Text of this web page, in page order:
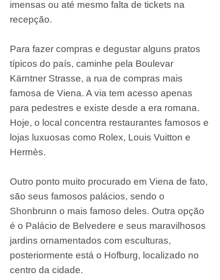
imensas ou até mesmo falta de tickets na
recepção.
Para fazer compras e degustar alguns pratos
típicos do país, caminhe pela Boulevar
Kärntner Strasse, a rua de compras mais
famosa de Viena. A via tem acesso apenas
para pedestres e existe desde a era romana.
Hoje, o local concentra restaurantes famosos e
lojas luxuosas como Rolex, Louis Vuitton e
Hermès.
Outro ponto muito procurado em Viena de fato,
são seus famosos palácios, sendo o
Shonbrunn o mais famoso deles. Outra opção
é o Palácio de Belvedere e seus maravilhosos
jardins ornamentados com esculturas,
posteriormente está o Hofburg, localizado no
centro da cidade.